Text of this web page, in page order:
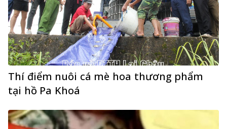
Thí điểm nuôi cá mè hoa thương phẩm
tại hồ Pa Khoá